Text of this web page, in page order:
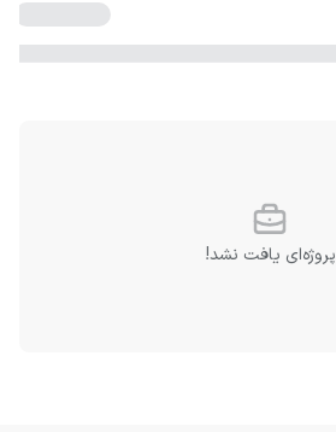
پروژه‌ای یافت نشد!